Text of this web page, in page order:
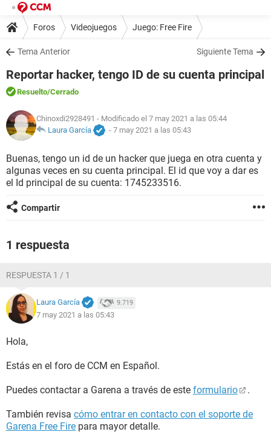
Foros Videojuegos Juego: Free Fire
Tema Anterior Siguiente Tema
Reportar hacker, tengo ID de su cuenta principal
Resuelto/Cerrado
Chinoxdi2928491 - Modificado el 7 may 2021 a las 05:44
Laura García
- 7 may 2021 a las 05:43
Buenas, tengo un id de un hacker que juega en otra cuenta y
algunas veces en su cuenta principal. El id que voy a dar es
el Id principal de su cuenta: 1745233516.
Compartir
1 respuesta
RESPUESTA 1 / 1
Laura García 9.719
7 may 2021 a las 05:43
Hola,
Estás en el foro de CCM en Español.
Puedes contactar a Garena a través de este formulario .
También revisa cómo entrar en contacto con el soporte de
Garena Free Fire para mayor detalle.